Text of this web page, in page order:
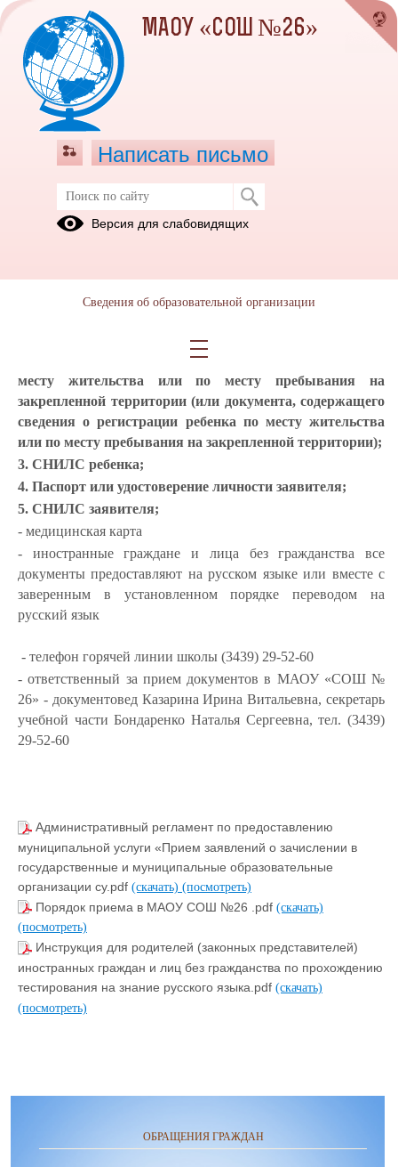
Информация о приеме граждан на
обучение в образовательную
Перечень документов для зачисления
документ, подтверждающий родство заявителя);
2. Оригинал свидетельства о регистрации ребенка по
месту жительства или по месту пребывания на
закрепленной территории (или документа, содержащего
сведения о регистрации ребенка по месту жительства
или по месту пребывания на закрепленной территории);
3. СНИЛС ребенка;
4. Паспорт или удостоверение личности заявителя;
5. СНИЛС заявителя;
- медицинская карта
- иностранные граждане и лица без гражданства все
документы предоставляют на русском языке или вместе с
заверенным в установленном порядке переводом на
русский язык
- телефон горячей линии школы (3439) 29-52-60
- ответственный за прием документов в МАОУ «СОШ №
26» - документовед Казарина Ирина Витальевна, секретарь
учебной части Бондаренко Наталья Сергеевна, тел. (3439)
29-52-60
Административный регламент по предоставлению
муниципальной услуги «Прием заявлений о зачислении в
государственные и муниципальные образовательные
организации су.pdf (скачать) (посмотреть)
Порядок приема в МАОУ СОШ №26 .pdf (скачать)
(посмотреть)
Инструкция для родителей (законных представителей)
иностранных граждан и лиц без гражданства по прохождению
тестирования на знание русского языка.pdf (скачать)
(посмотреть)
ОБРАЩЕНИЯ ГРАЖДАН
МАОУ «СОШ №26»
Написать письмо
Версия для слабовидящих
Сведения об образовательной организации